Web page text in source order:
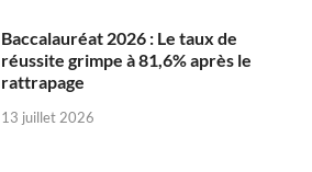
Baccalauréat 2026 : Le taux de
réussite grimpe à 81,6% après le
rattrapage
13 juillet 2026